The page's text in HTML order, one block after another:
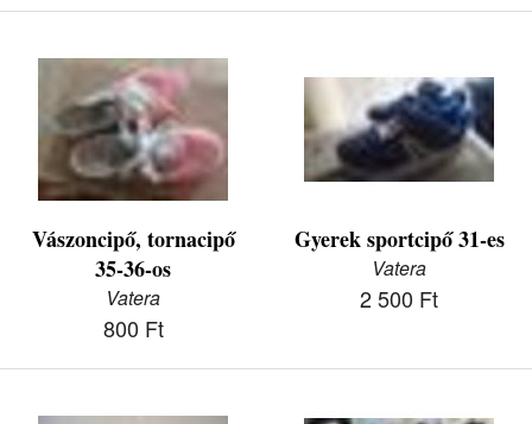
Vászoncipő, tornacipő
35-36-os
Vatera
800 Ft
Gyerek sportcipő 31-es
Vatera
2 500 Ft